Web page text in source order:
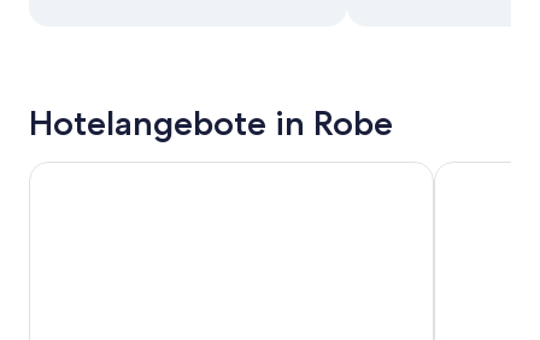
Hotelangebote in Robe
Harbour View Motel Robetown